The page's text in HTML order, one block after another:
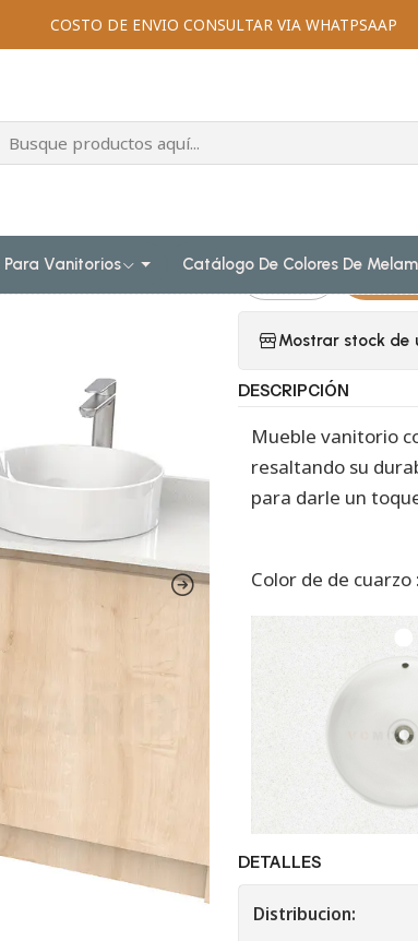
Vanitorios Catálogo De Colores De
COSTO DE ENVIO CONSULTAR VIA WHATPSAAP
sobreponer Muebles para lavamanos sobreponer
Mueble
lavamanos
Mostrar stock de
DESCRIPCIÓN
Mueble vanitorio
resaltando su
para darle un
Color de de cuarzo
DETALLES
Distribucion: